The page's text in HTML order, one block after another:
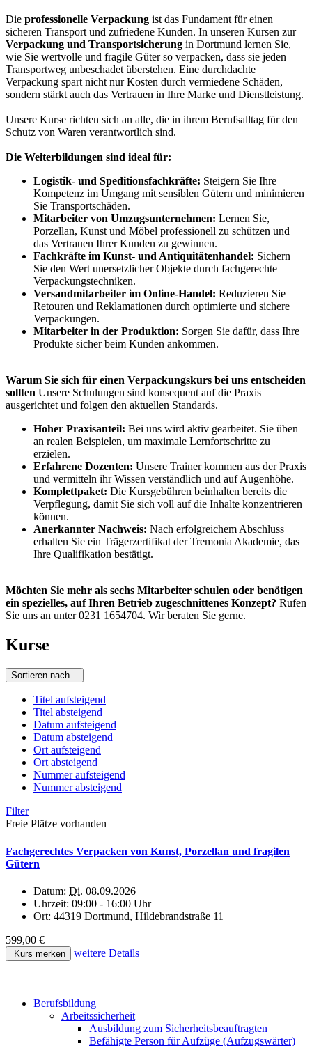
Die professionelle Verpackung ist das Fundament für einen
sicheren Transport und zufriedene Kunden. In unseren Kursen zur
Verpackung und Transportsicherung in Dortmund lernen Sie,
wie Sie wertvolle und fragile Güter so verpacken, dass sie jeden
Transportweg unbeschadet überstehen. Eine durchdachte
Verpackung spart nicht nur Kosten durch vermiedene Schäden,
sondern stärkt auch das Vertrauen in Ihre Marke und Dienstleistung.
Unsere Kurse richten sich an alle, die in ihrem Berufsalltag für den
Schutz von Waren verantwortlich sind.
Die Weiterbildungen sind ideal für:
Logistik- und Speditionsfachkräfte: Steigern Sie Ihre
Kompetenz im Umgang mit sensiblen Gütern und minimieren
Sie Transportschäden.
Mitarbeiter von Umzugsunternehmen: Lernen Sie,
Porzellan, Kunst und Möbel professionell zu schützen und
das Vertrauen Ihrer Kunden zu gewinnen.
Fachkräfte im Kunst- und Antiquitätenhandel: Sichern
Sie den Wert unersetzlicher Objekte durch fachgerechte
Verpackungstechniken.
Versandmitarbeiter im Online-Handel: Reduzieren Sie
Retouren und Reklamationen durch optimierte und sichere
Verpackungen.
Mitarbeiter in der Produktion: Sorgen Sie dafür, dass Ihre
Produkte sicher beim Kunden ankommen.
Warum Sie sich für einen Verpackungskurs bei uns entscheiden
sollten Unsere Schulungen sind konsequent auf die Praxis
ausgerichtet und folgen den aktuellen Standards.
Hoher Praxisanteil: Bei uns wird aktiv gearbeitet. Sie üben
an realen Beispielen, um maximale Lernfortschritte zu
erzielen.
Erfahrene Dozenten: Unsere Trainer kommen aus der Praxis
und vermitteln ihr Wissen verständlich und auf Augenhöhe.
Komplettpaket: Die Kursgebühren beinhalten bereits die
Verpflegung, damit Sie sich voll auf die Inhalte konzentrieren
können.
Anerkannter Nachweis: Nach erfolgreichem Abschluss
erhalten Sie ein Trägerzertifikat der Tremonia Akademie, das
Ihre Qualifikation bestätigt.
Möchten Sie mehr als sechs Mitarbeiter schulen oder benötigen
ein spezielles, auf Ihren Betrieb zugeschnittenes Konzept? Rufen
Sie uns an unter 0231 1654704. Wir beraten Sie gerne.
Kurse
Sortieren nach...
Titel aufsteigend
Titel absteigend
Datum aufsteigend
Datum absteigend
Ort aufsteigend
Ort absteigend
Nummer aufsteigend
Nummer absteigend
Filter
Freie Plätze vorhanden
Fachgerechtes Verpacken von Kunst, Porzellan und fragilen
Gütern
Datum: Di. 08.09.2026
Uhrzeit: 09:00 - 16:00 Uhr
Ort: 44319 Dortmund, Hildebrandstraße 11
599,00 €
Kurs merken weitere Details
Berufsbildung
Arbeitssicherheit
Ausbildung zum Sicherheitsbeauftragten
Befähigte Person für Aufzüge (Aufzugswärter)